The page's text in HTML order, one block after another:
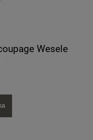
Wesele